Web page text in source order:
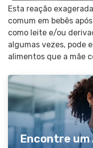
Esta reação
comum em bebês
como leite e/ou
algumas vezes, pode
alimentos que a mãe
Encontre